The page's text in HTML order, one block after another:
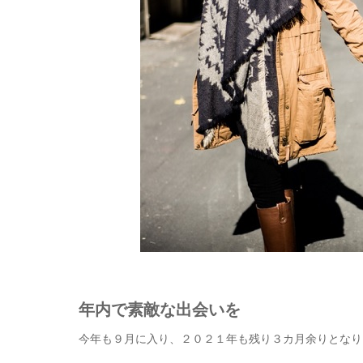
年内で素敵な出会いを
今年も９月に入り、２０２１年も残り３カ月余りとな